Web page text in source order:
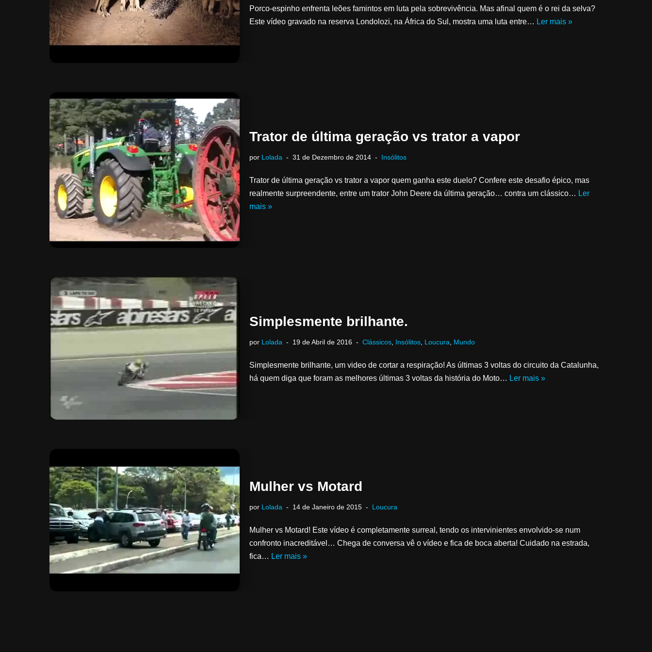
Porco-espinho enfrenta leões famintos em luta pela sobrevivência. Mas afinal quem é o rei da selva?
Este vídeo gravado na reserva Londolozi, na África do Sul, mostra uma luta entre… Ler mais »
Trator de última geração vs trator a vapor
por Lolada 31 de Dezembro de 2014 Insólitos
Trator de última geração vs trator a vapor quem ganha este duelo? Confere este desafio épico, mas
realmente surpreendente, entre um trator John Deere da última geração… contra um clássico… Ler
mais »
Simplesmente brilhante.
por Lolada 19 de Abril de 2016 Clássicos Insólitos Loucura Mundo
Simplesmente brilhante, um video de cortar a respiração! As últimas 3 voltas do circuito da Catalunha,
há quem diga que foram as melhores últimas 3 voltas da história do Moto… Ler mais »
Mulher vs Motard
por Lolada 14 de Janeiro de 2015 Loucura
Mulher vs Motard! Este vídeo é completamente surreal, tendo os intervinientes envolvido-se num
confronto inacreditável… Chega de conversa vê o vídeo e fica de boca aberta! Cuidado na estrada,
fica… Ler mais »